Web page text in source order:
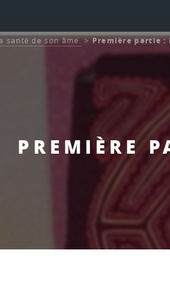
PREMIÈRE
santé de son âme.>Première partie :